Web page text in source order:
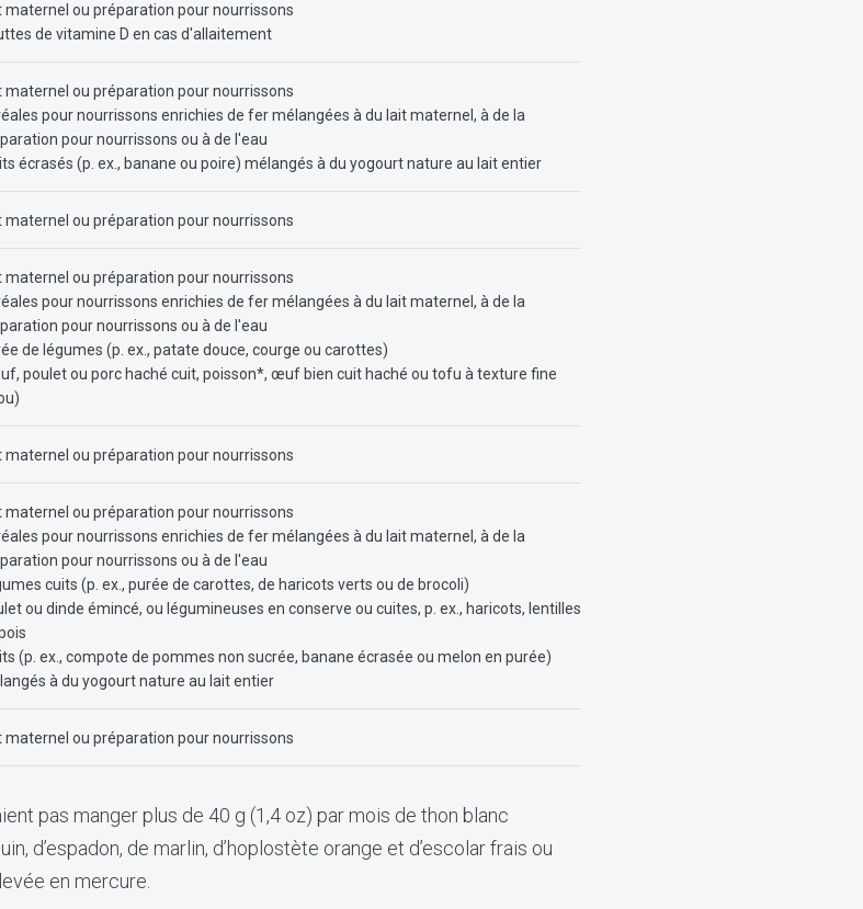
maternel ou préparation pour nourrissons
de vitamine D en cas d'allaitement
maternel ou préparation pour nourrissons
pour nourrissons enrichies de fer mélangées à du lait maternel, à de la
pour nourrissons ou à de l'eau
écrasés (p. ex., banane ou poire) mélangés à du yogourt nature au lait entier
maternel ou préparation pour nourrissons
maternel ou préparation pour nourrissons
pour nourrissons enrichies de fer mélangées à du lait maternel, à de la
pour nourrissons ou à de l'eau
de légumes (p. ex., patate douce, courge ou carottes)
poulet ou porc haché cuit, poisson*, œuf bien cuit haché ou tofu à texture fine
maternel ou préparation pour nourrissons
maternel ou préparation pour nourrissons
pour nourrissons enrichies de fer mélangées à du lait maternel, à de la
pour nourrissons ou à de l'eau
cuits (p. ex., purée de carottes, de haricots verts ou de brocoli)
ou dinde émincé, ou légumineuses en conserve ou cuites, p. ex., haricots, lentilles
(p. ex., compote de pommes non sucrée, banane écrasée ou melon en purée)
à du yogourt nature au lait entier
maternel ou préparation pour nourrissons
pas manger plus de 40 g (1,4 oz) par mois de thon blanc
d’espadon, de marlin, d’hoplostète orange et d’escolar frais ou
en mercure.